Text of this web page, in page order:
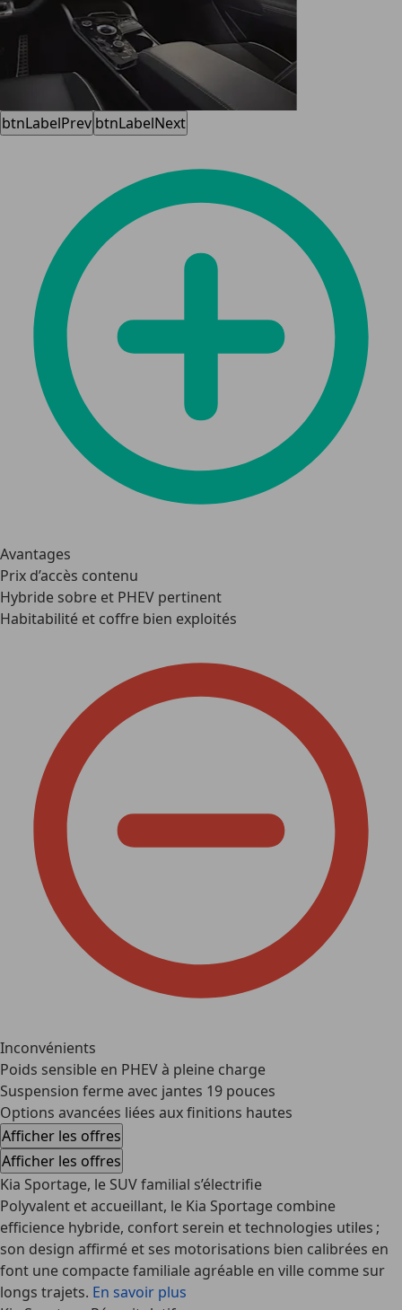
btnLabelPrev btnLabelNext
Avantages
Prix d’accès contenu
Hybride sobre et PHEV pertinent
Habitabilité et coffre bien exploités
Inconvénients
Poids sensible en PHEV à pleine charge
Suspension ferme avec jantes 19 pouces
Options avancées liées aux finitions hautes
Afficher les offres
Afficher les offres
Kia Sportage, le SUV familial s’électrifie
Polyvalent et accueillant, le Kia Sportage combine
efficience hybride, confort serein et technologies utiles ;
son design affirmé et ses motorisations bien calibrées en
font une compacte familiale agréable en ville comme sur
longs trajets. En savoir plus